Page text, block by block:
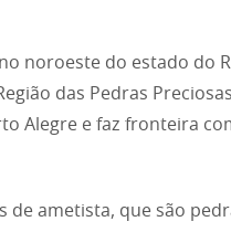
noroeste do estado do
das Pedras
Alegre e faz fronteira
de ametista, que são